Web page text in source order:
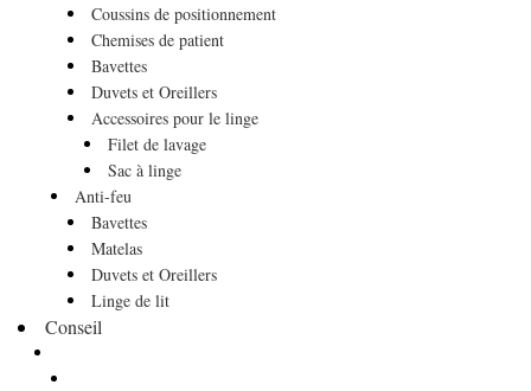
Coussins de positionnement
Chemises de patient
Bavettes
Duvets et Oreillers
Accessoires pour le linge
Filet de lavage
Sac à linge
Anti-feu
Bavettes
Matelas
Duvets et Oreillers
Linge de lit
Conseil